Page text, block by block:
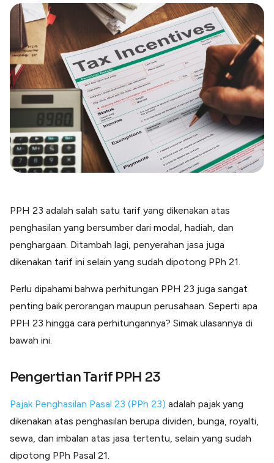
Paper XB
Bayar luar negeri pakai kartu kredit
Kartu Kredit Bisnis
Paper Card
Satu kartu untuk bisnis & personal
Paper Horizon
Kartu korporat expense terlengkap
Solusi Industri
Food & Beverages
Health & Beauty
Terima Pembayaran Instan Dan CC
Open API
Integrasi sistem bisnis dengan API
Software Akuntansi
Blog
Kumpulan tips dan informasi bisnis
PPH 23 adalah salah satu tarif yang dikenakan atas
penghasilan yang bersumber dari modal, hadiah, dan
penghargaan. Ditambah lagi, penyerahan jasa juga
dikenakan tarif ini selain yang sudah dipotong PPh 21.
Perlu dipahami bahwa perhitungan PPH 23 juga sangat
penting baik perorangan maupun perusahaan. Seperti apa
PPH 23 hingga cara perhitungannya? Simak ulasannya di
bawah ini.
Pengertian Tarif PPH 23
Pajak Penghasilan Pasal 23 (PPh 23) adalah pajak yang
dikenakan atas penghasilan berupa dividen, bunga, royalti,
sewa, dan imbalan atas jasa tertentu, selain yang sudah
dipotong PPh Pasal 21.